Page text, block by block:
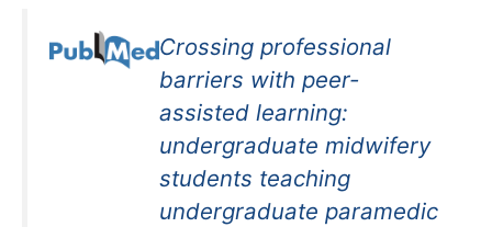
Crossing professional
barriers with peer-
assisted learning:
undergraduate midwifery
students teaching
undergraduate paramedic